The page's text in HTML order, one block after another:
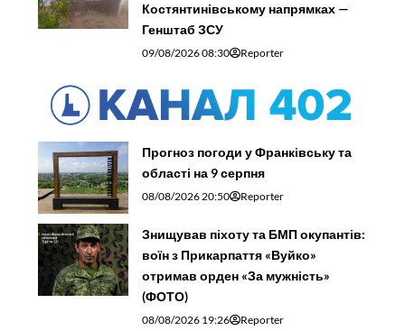
Костянтинівському напрямках —
Генштаб ЗСУ
09/08/2026 08:30 Reporter
Прогноз погоди у Франківську та
області на 9 серпня
08/08/2026 20:50 Reporter
Знищував піхоту та БМП окупантів:
воїн з Прикарпаття «Вуйко»
отримав орден «За мужність»
(ФОТО)
08/08/2026 19:26 Reporter